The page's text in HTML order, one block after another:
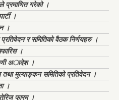
प्रमाणित गरेको ।
।
।
र समितिको वैठक निर्णयहरु ।
।
अादेश ।
तथा मुल्याङ्कन समितिको प्रतिवेदन ।
।
फारम ।